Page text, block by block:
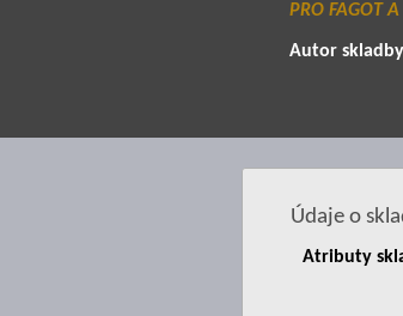
PRO FAGOT
Autor
Údaje o
Atributy